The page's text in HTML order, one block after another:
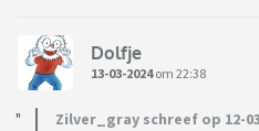
Dolfje
13-03-2024om 22:38
Zilver_gray schreef op 12-